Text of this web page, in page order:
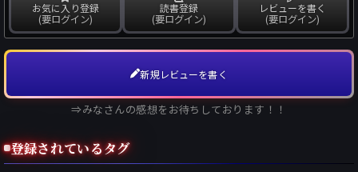
お気に入り登録
(要ログイン)
読書登録
(要ログイン)
レビューを書く
(要ログイン)
新規レビューを書く
⇒みなさんの感想をお待ちしております！！
登録されているタグ